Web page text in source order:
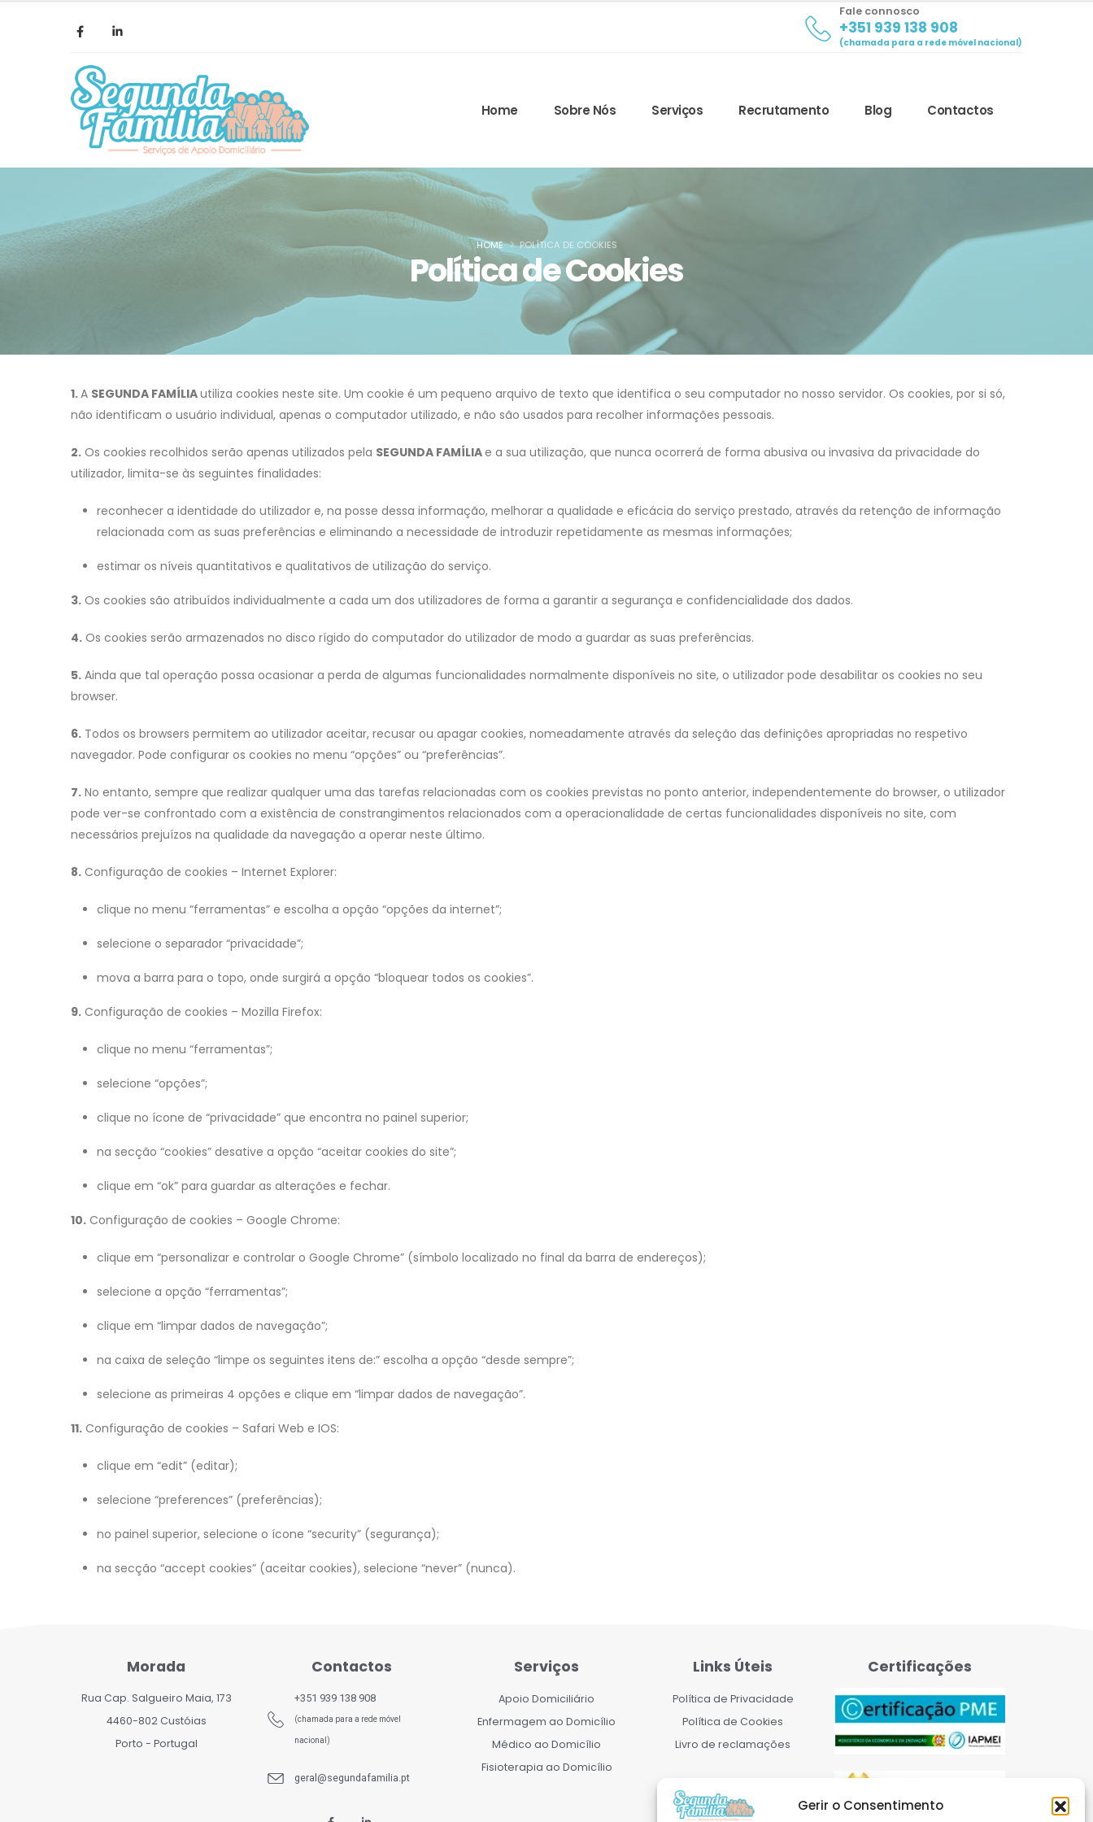
Gerir o Consentimento
Fale connosco
+351 939 138 908
(chamada para a rede móvel nacional)
Home Sobre Nós Serviços Recrutamento Blog Contactos
HOME POLÍTICA DE COOKIES
Política de Cookies
1.A SEGUNDA FAMÍLIAutiliza cookies neste site. Um cookie é um pequeno arquivo de texto que identifica o seu computador no nosso servidor. Os cookies, por si só,
não identificam o usuário individual, apenas o computador utilizado, e não são usados para recolher informações pessoais.
2. Os cookies recolhidos serão apenas utilizados pela SEGUNDA FAMÍLIAe a sua utilização, que nunca ocorrerá de forma abusiva ou invasiva da privacidade do
utilizador, limita-se às seguintes finalidades:
reconhecer a identidade do utilizador e, na posse dessa informação, melhorar a qualidade e eficácia do serviço prestado, através da retenção de informação
relacionada com as suas preferências e eliminando a necessidade de introduzir repetidamente as mesmas informações;
estimar os níveis quantitativos e qualitativos de utilização do serviço.
3. Os cookies são atribuídos individualmente a cada um dos utilizadores de forma a garantir a segurança e confidencialidade dos dados.
4. Os cookies serão armazenados no disco rígido do computador do utilizador de modo a guardar as suas preferências.
5. Ainda que tal operação possa ocasionar a perda de algumas funcionalidades normalmente disponíveis no site, o utilizador pode desabilitar os cookies no seu
browser.
6. Todos os browsers permitem ao utilizador aceitar, recusar ou apagar cookies, nomeadamente através da seleção das definições apropriadas no respetivo
navegador. Pode configurar os cookies no menu “opções” ou “preferências”.
7. No entanto, sempre que realizar qualquer uma das tarefas relacionadas com os cookies previstas no ponto anterior, independentemente do browser, o utilizador
pode ver-se confrontado com a existência de constrangimentos relacionados com a operacionalidade de certas funcionalidades disponíveis no site, com
necessários prejuízos na qualidade da navegação a operar neste último.
8. Configuração de cookies – Internet Explorer:
clique no menu “ferramentas” e escolha a opção “opções da internet”;
selecione o separador “privacidade”;
mova a barra para o topo, onde surgirá a opção “bloquear todos os cookies”.
9. Configuração de cookies – Mozilla Firefox:
clique no menu “ferramentas”;
selecione “opções”;
clique no ícone de “privacidade” que encontra no painel superior;
na secção “cookies” desative a opção “aceitar cookies do site”;
clique em “ok” para guardar as alterações e fechar.
10. Configuração de cookies – Google Chrome:
clique em “personalizar e controlar o Google Chrome” (símbolo localizado no final da barra de endereços);
selecione a opção “ferramentas”;
clique em “limpar dados de navegação”;
na caixa de seleção “limpe os seguintes itens de:” escolha a opção “desde sempre”;
selecione as primeiras 4 opções e clique em “limpar dados de navegação”.
11. Configuração de cookies – Safari Web e IOS:
clique em “edit” (editar);
selecione “preferences” (preferências);
no painel superior, selecione o ícone “security” (segurança);
na secção “accept cookies” (aceitar cookies), selecione “never” (nunca).
Morada
Rua Cap. Salgueiro Maia, 173
4460-802 Custóias
Porto - Portugal
Contactos
+351 939 138 908
(chamada para a rede móvel
nacional)
geral@segundafamilia.pt
Serviços
Apoio Domiciliário
Enfermagem ao Domicílio
Médico ao Domicílio
Fisioterapia ao Domicílio
Links Úteis
Política de Privacidade
Política de Cookies
Livro de reclamações
Certificações